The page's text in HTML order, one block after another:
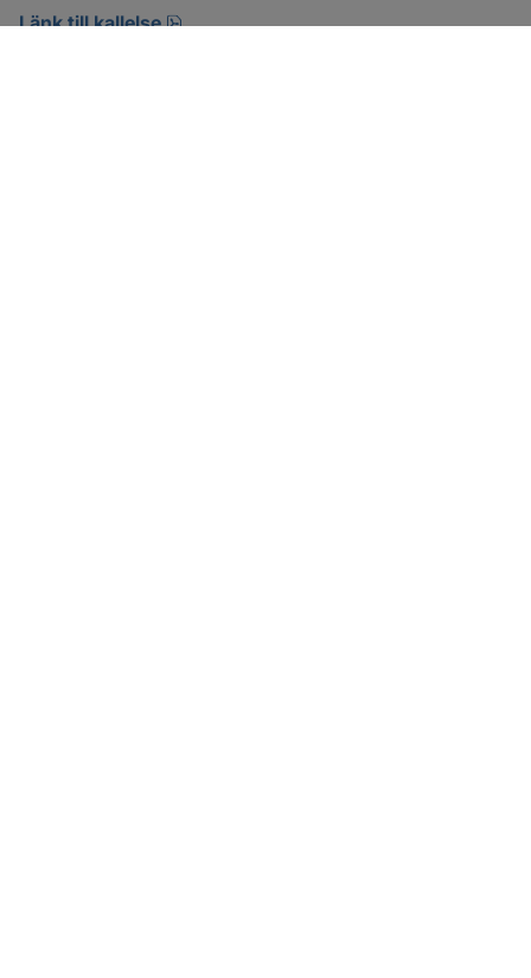
Länk till kallelse
pdf, 132.9 kB, öppnas i nytt fönster.